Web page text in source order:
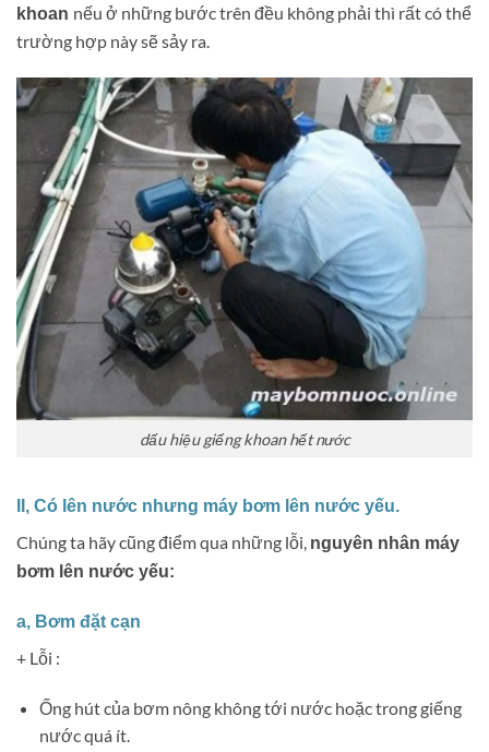
khoan nếu ở những bước trên đều không phải thì rất có thể
trường hợp này sẽ sảy ra.
dấu hiệu giếng khoan hết nước
II, Có lên nước nhưng máy bơm lên nước yếu.
Chúng ta hãy cũng điểm qua những lỗi, nguyên nhân máy
bơm lên nước yếu:
a, Bơm đặt cạn
+ Lỗi :
Ống hút của bơm nông không tới nước hoặc trong giếng
nước quá ít.